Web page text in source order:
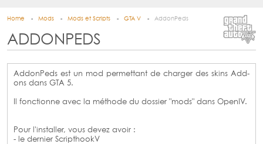
Home Mods Mods et Scripts GTA V AddonPeds
ADDONPEDS
AddonPeds est un mod permettant de charger des skins Add-
ons dans GTA 5.
Il fonctionne avec la méthode du dossier "mods" dans OpenIV.
Pour l'installer, vous devez avoir :
- le dernier ScripthookV